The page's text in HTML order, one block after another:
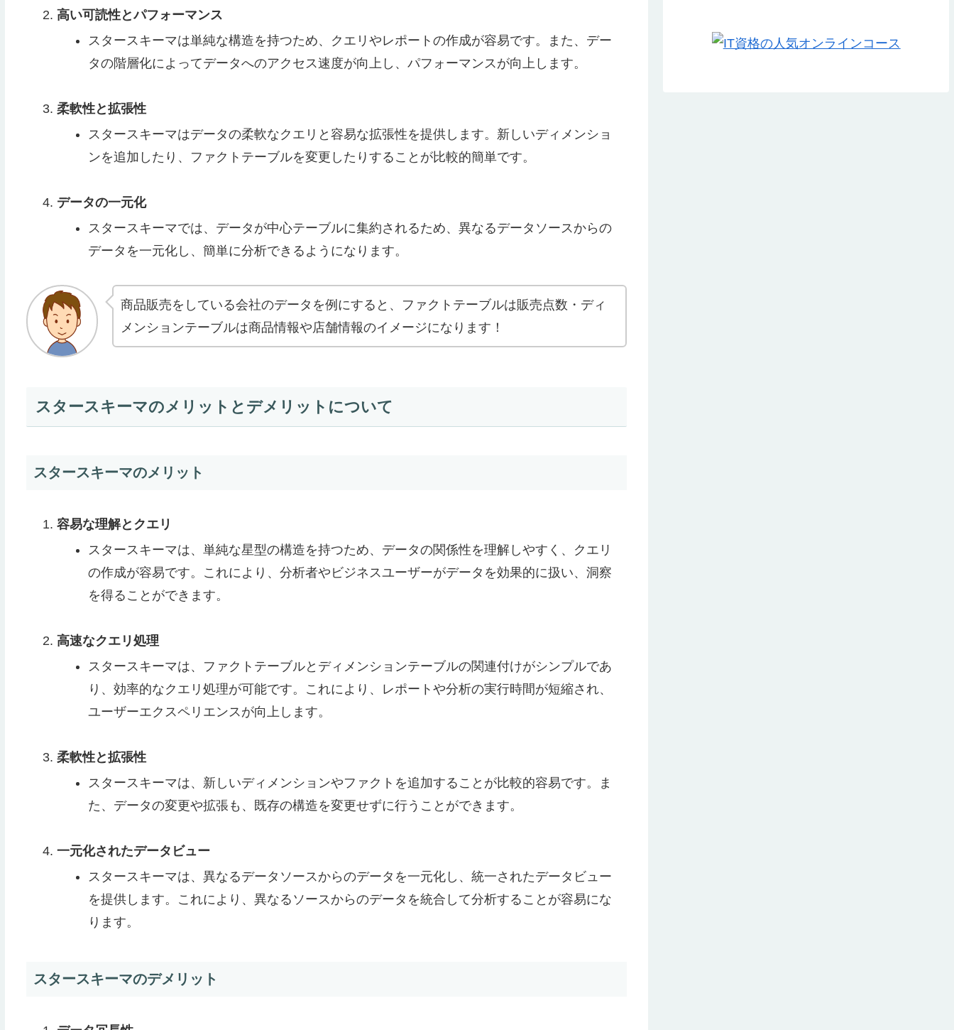
高い可読性とパフォーマンス
スタースキーマは単純な構造を持つため、クエリやレポートの作成が容易です。また、デー
タの階層化によってデータへのアクセス速度が向上し、パフォーマンスが向上します。
柔軟性と拡張性
スタースキーマはデータの柔軟なクエリと容易な拡張性を提供します。新しいディメンショ
ンを追加したり、ファクトテーブルを変更したりすることが比較的簡単です。
データの一元化
スタースキーマでは、データが中心テーブルに集約されるため、異なるデータソースからの
データを一元化し、簡単に分析できるようになります。
商品販売をしている会社のデータを例にすると、ファクトテーブルは販売点数・ディ
メンションテーブルは商品情報や店舗情報のイメージになります！
スタースキーマのメリットとデメリットについて
スタースキーマのメリット
容易な理解とクエリ
スタースキーマは、単純な星型の構造を持つため、データの関係性を理解しやすく、クエリ
の作成が容易です。これにより、分析者やビジネスユーザーがデータを効果的に扱い、洞察
を得ることができます。
高速なクエリ処理
スタースキーマは、ファクトテーブルとディメンションテーブルの関連付けがシンプルであ
り、効率的なクエリ処理が可能です。これにより、レポートや分析の実行時間が短縮され、
ユーザーエクスペリエンスが向上します。
柔軟性と拡張性
スタースキーマは、新しいディメンションやファクトを追加することが比較的容易です。ま
た、データの変更や拡張も、既存の構造を変更せずに行うことができます。
一元化されたデータビュー
スタースキーマは、異なるデータソースからのデータを一元化し、統一されたデータビュー
を提供します。これにより、異なるソースからのデータを統合して分析することが容易にな
ります。
スタースキーマのデメリット